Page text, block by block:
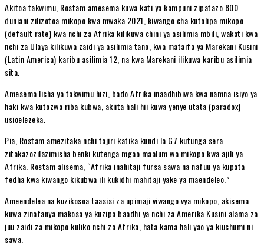
Akitoa takwimu, Rostam amesema kuwa kati ya kampuni zipatazo 800
duniani zilizotoa mikopo kwa mwaka 2021, kiwango cha kutolipa mikopo
(default rate) kwa nchi za Afrika kilikuwa chini ya asilimia mbili, wakati kwa
nchi za Ulaya kilikuwa zaidi ya asilimia tano, kwa mataifa ya Marekani Kusini
(Latin America) karibu asilimia 12, na kwa Marekani ilikuwa karibu asilimia
sita.
Amesema licha ya takwimu hizi, bado Afrika inaadhibiwa kwa namna isiyo ya
haki kwa kutozwa riba kubwa, akiita hali hii kuwa yenye utata (paradox)
usioelezeka.
Pia, Rostam amezitaka nchi tajiri katika kundi la G7 kutunga sera
zitakazozilazimisha benki kutenga mgao maalum wa mikopo kwa ajili ya
Afrika. Rostam alisema, “Afrika inahitaji fursa sawa na nafuu ya kupata
fedha kwa kiwango kikubwa ili kukidhi mahitaji yake ya maendeleo.”
Ameendelea na kuzikosoa taasisi za upimaji viwango vya mikopo, akisema
kuwa zinafanya makosa ya kuzipa baadhi ya nchi za Amerika Kusini alama za
juu zaidi za mikopo kuliko nchi za Afrika, hata kama hali yao ya kiuchumi ni
sawa.